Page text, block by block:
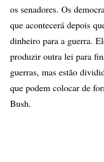
os senadores. Os
que acontecerá depois
dinheiro para a guerra.
produzir outra lei para
guerras, mas estão
que podem colocar de
Bush.